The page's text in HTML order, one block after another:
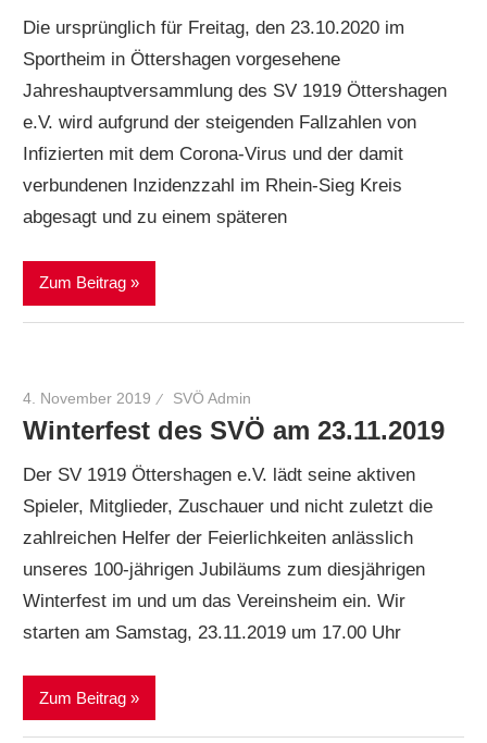
Die ursprünglich für Freitag, den 23.10.2020 im
Sportheim in Öttershagen vorgesehene
Jahreshauptversammlung des SV 1919 Öttershagen
e.V. wird aufgrund der steigenden Fallzahlen von
Infizierten mit dem Corona-Virus und der damit
verbundenen Inzidenzzahl im Rhein-Sieg Kreis
abgesagt und zu einem späteren
Zum Beitrag
4. November 2019 SVÖ Admin
Winterfest des SVÖ am 23.11.2019
Der SV 1919 Öttershagen e.V. lädt seine aktiven
Spieler, Mitglieder, Zuschauer und nicht zuletzt die
zahlreichen Helfer der Feierlichkeiten anlässlich
unseres 100-jährigen Jubiläums zum diesjährigen
Winterfest im und um das Vereinsheim ein. Wir
starten am Samstag, 23.11.2019 um 17.00 Uhr
Zum Beitrag